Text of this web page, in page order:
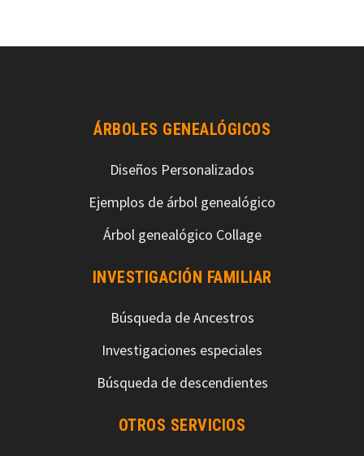
ÁRBOLES GENEALÓGICOS
Diseños Personalizados
Ejemplos de árbol genealógico
Árbol genealógico Collage
INVESTIGACIÓN FAMILIAR
Búsqueda de Ancestros
Investigaciones especiales
Búsqueda de descendientes
OTROS SERVICIOS